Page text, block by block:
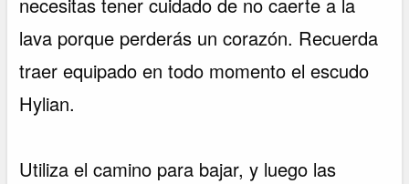
necesitas tener cuidado de no caerte a la
lava porque perderás un corazón. Recuerda
traer equipado en todo momento el escudo
Hylian.
Utiliza el camino para bajar, y luego las